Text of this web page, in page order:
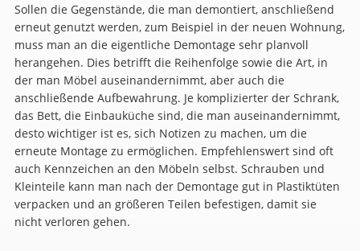
Sollen die Gegenstände, die man demontiert, anschließend
erneut genutzt werden, zum Beispiel in der neuen Wohnung,
muss man an die eigentliche Demontage sehr planvoll
herangehen. Dies betrifft die Reihenfolge sowie die Art, in
der man Möbel auseinandernimmt, aber auch die
anschließende Aufbewahrung. Je komplizierter der Schrank,
das Bett, die Einbauküche sind, die man auseinandernimmt,
desto wichtiger ist es, sich Notizen zu machen, um die
erneute Montage zu ermöglichen. Empfehlenswert sind oft
auch Kennzeichen an den Möbeln selbst. Schrauben und
Kleinteile kann man nach der Demontage gut in Plastiktüten
verpacken und an größeren Teilen befestigen, damit sie
nicht verloren gehen.